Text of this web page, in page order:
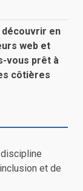
découvrir en
web et
vous prêt à
côtières
discipline
et de